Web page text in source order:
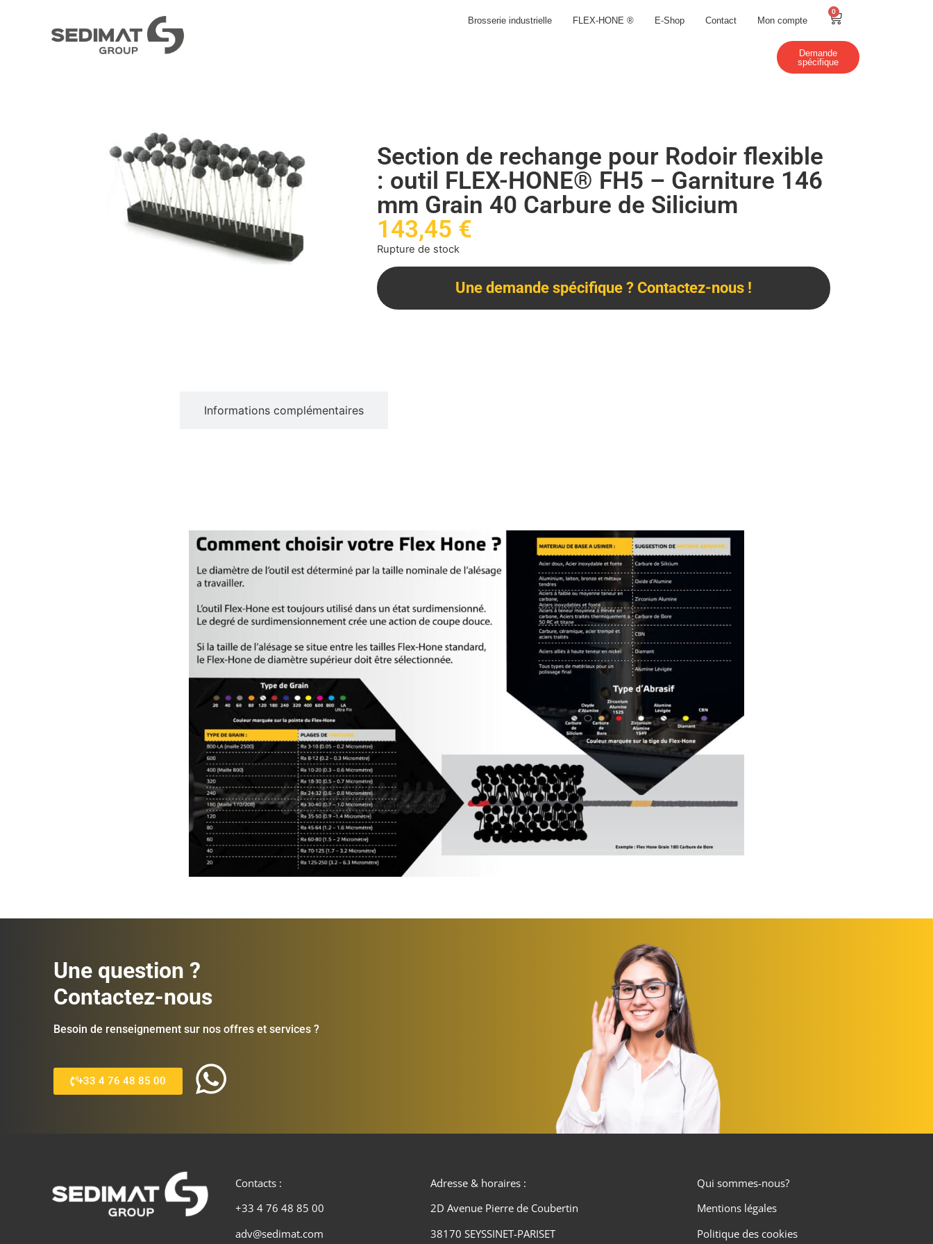
Brosserie industrielle FLEX-HONE ® E-Shop Contact Mon compte
0
Demande
spécifique
Section de rechange pour Rodoir flexible
: outil FLEX-HONE® FH5 – Garniture 146
mm Grain 40 Carbure de Silicium
143,45 €
Rupture de stock
Une demande spécifique ? Contactez-nous !
Informations complémentaires
Une question ?
Contactez-nous
Besoin de renseignement sur nos offres et services ?
+33 4 76 48 85 00
Contacts :
+33 4 76 48 85 00
adv@sedimat.com
Adresse & horaires :
2D Avenue Pierre de Coubertin
38170 SEYSSINET-PARISET
Qui sommes-nous?
Mentions légales
Politique des cookies